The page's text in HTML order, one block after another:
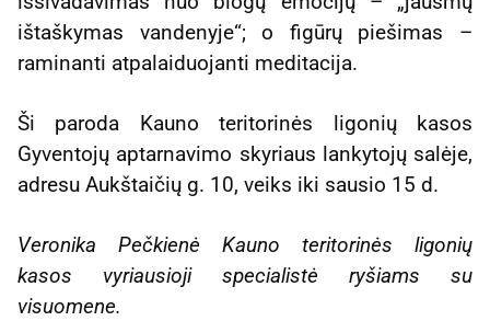
ištaškymas vandenyje“; o figūrų piešimas –
raminanti atpalaiduojanti meditacija.
Ši paroda Kauno teritorinės ligonių kasos
Gyventojų aptarnavimo skyriaus lankytojų salėje,
adresu Aukštaičių g. 10, veiks iki sausio 15 d.
Veronika Pečkienė Kauno teritorinės ligonių
kasos vyriausioji specialistė ryšiams su
visuomene.